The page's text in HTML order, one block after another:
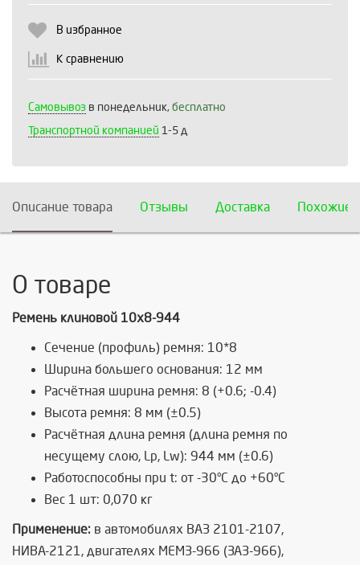
В избранное
К сравнению
Самовывоз в понедельник, бесплатно
Транспортной компанией 1-5 д
Описание товара Отзывы Доставка Похожие
О товаре
Ремень клиновой 10х8-944
Сечение (профиль) ремня: 10*8
Ширина большего основания: 12 мм
Расчётная ширина ремня: 8 (+0.6; -0.4)
Высота ремня: 8 мм (±0.5)
Расчётная длина ремня (длина ремня по
несущему слою, Lp, Lw): 944 мм (±0.6)
Работоспособны при t: от -30°C до +60°C
Вес 1 шт: 0,070 кг
Применение: в автомобилях ВАЗ 2101-2107,
НИВА-2121, двигателях МЕМЗ-966 (ЗАЗ-966),